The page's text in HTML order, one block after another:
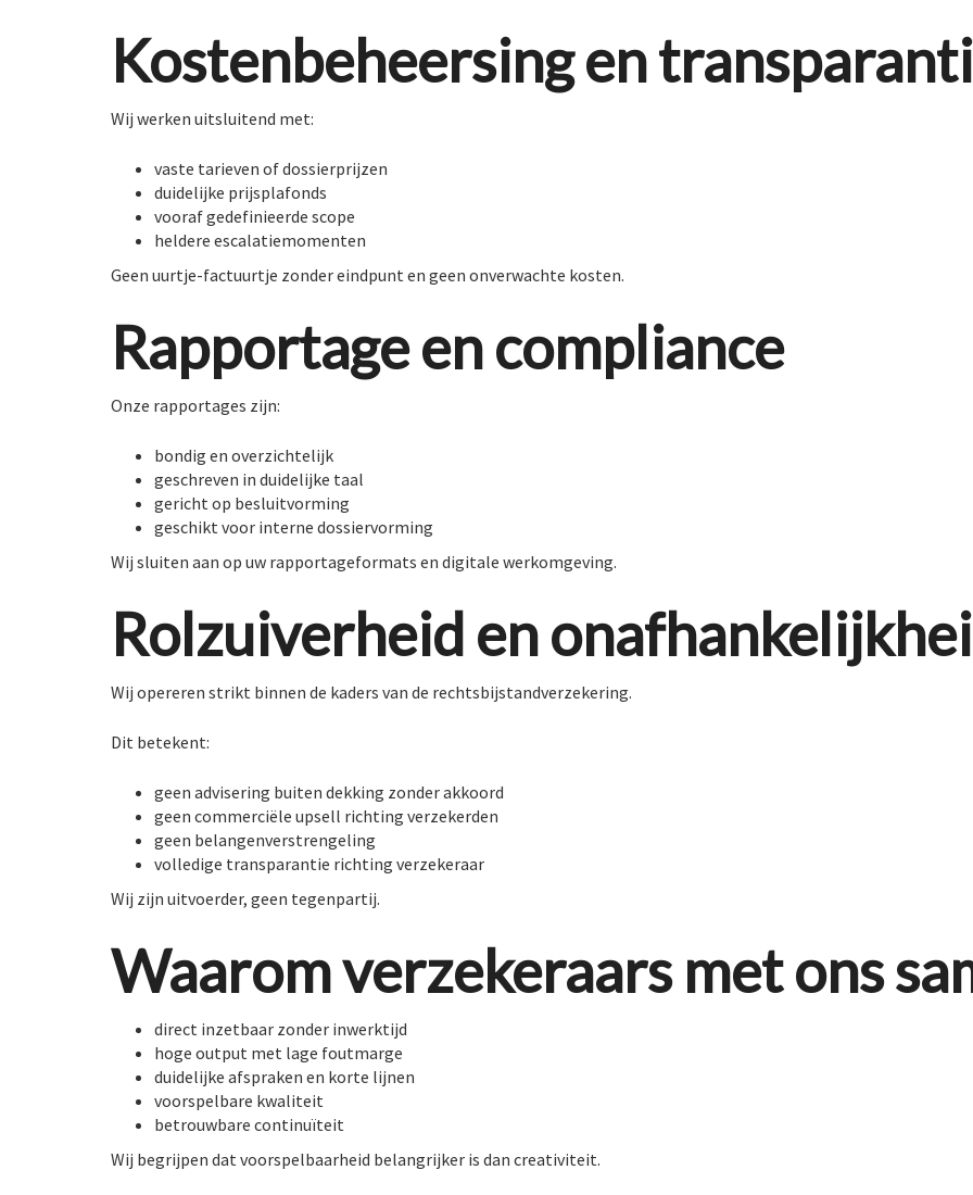
Kostenbeheersing en
Wij werken uitsluitend met:
vaste tarieven of dossierprijzen
duidelijke prijsplafonds
vooraf gedefinieerde scope
heldere escalatiemomenten
Geen uurtje-factuurtje zonder eindpunt en geen onverwachte kosten.
Rapportage en compliance
Onze rapportages zijn:
bondig en overzichtelijk
geschreven in duidelijke taal
gericht op besluitvorming
geschikt voor interne dossiervorming
Wij sluiten aan op uw rapportageformats en digitale werkomgeving.
Rolzuiverheid en
Wij opereren strikt binnen de kaders van de rechtsbijstandverzekering.
Dit betekent:
geen advisering buiten dekking zonder akkoord
geen commerciële upsell richting verzekerden
geen belangenverstrengeling
volledige transparantie richting verzekeraar
Wij zijn uitvoerder, geen tegenpartij.
Waarom verzekeraars met ons
direct inzetbaar zonder inwerktijd
hoge output met lage foutmarge
duidelijke afspraken en korte lijnen
voorspelbare kwaliteit
betrouwbare continuïteit
Wij begrijpen dat voorspelbaarheid belangrijker is dan creativiteit.